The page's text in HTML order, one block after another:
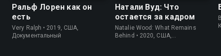
Ральф Лорен как он
есть
Very Ralph • 2019, США,
Документальный
Натали Вуд: Что
остается за кадром
Natalie Wood: What Remains
Behind • 2020, США,